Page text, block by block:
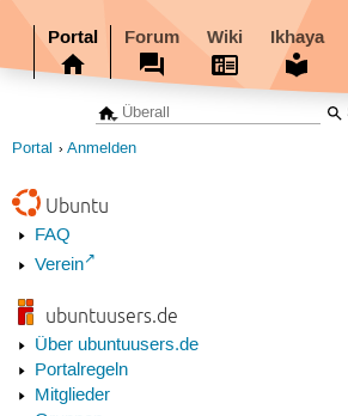
Portal Forum Wiki Ikhaya
Portal Anmelden
Ubuntu
FAQ
Verein
ubuntuusers.de
Über ubuntuusers.de
Portalregeln
Mitglieder